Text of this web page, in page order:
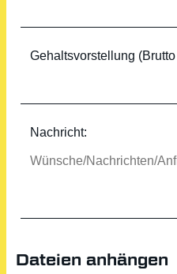
Gehaltsvorstellung
Nachricht:
Dateien anhängen